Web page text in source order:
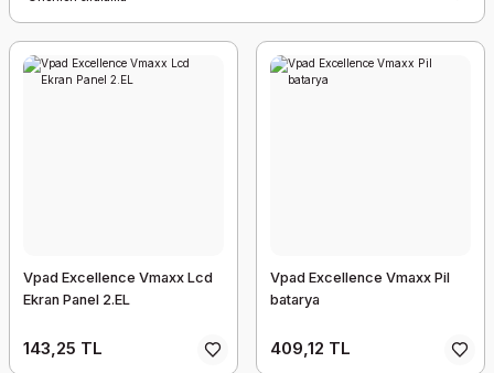
Vpad Excellence Vmaxx Lcd
Ekran Panel 2.EL
143,25 TL
Vpad Excellence Vmaxx Pil
batarya
409,12 TL